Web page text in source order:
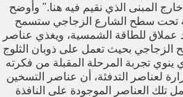
....مجنون و مجنونة كانو ماشيين جمب بسين فى مستشفى
المجانين ... فالمجنون رمى نفسه فى
....مرة حسنين لقى شنطة فلوس و عايو يخبيها قام حافر فى
الارض و دفنها و كتب مافيش فلوس
المبنى الذي نقيم فيه هنا." وأوضح
تحت سطح الشارع الزجاجي ستسمح
عملاق للطاقة الشمسية، ويغذي عناصر
الزجاجي بحيث تعمل على ذوبان الثلوج
ينوي تجربة المرحلة المقبلة من فكرته
لعناصر التدفئة، أن عناصر التسخين
تلك العناصر الموجودة على النافذة